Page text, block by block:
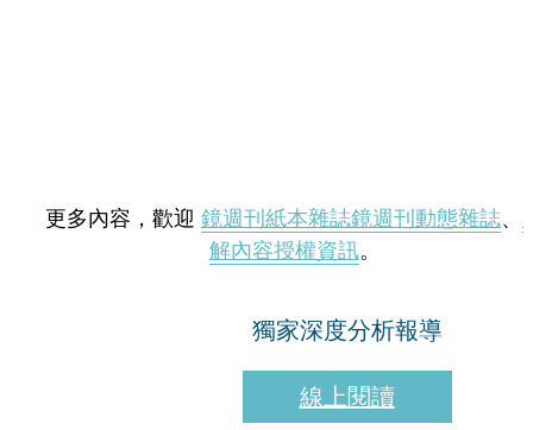
更多內容，歡迎 鏡週刊紙本雜誌鏡週刊動態雜誌、
解內容授權資訊。
獨家深度分析報導
線上閱讀